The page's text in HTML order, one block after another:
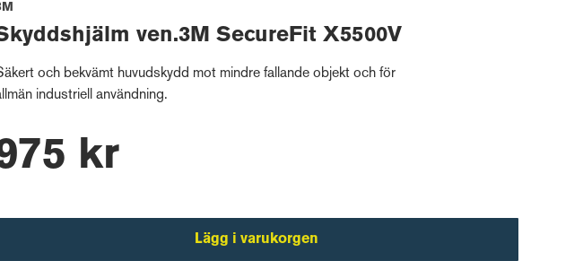
ven.3M SecureFit X5500V
och bekvämt huvudskydd mot mindre fallande objekt och för
industriell användning.
kr
Lägg i varukorgen